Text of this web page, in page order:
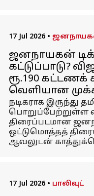
17 Jul 2026 •
ஜனநாயகன்
கட்டுப்பாடு?
ரூ.190 கட்டணக்
வெளியான
நடிகராக இருந்து
பொறுப்பேற்றுள்ள
திரைப்படமான
ஒட்டுமொத்தத்
ஆவலுடன்
17 Jul 2026 • பாலிவுட்